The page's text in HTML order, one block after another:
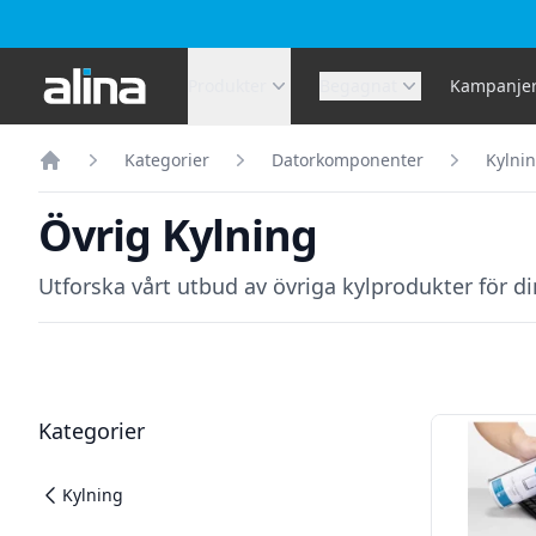
Alina.se
Hem
Kategorier Datorkomponenter
Övrig Kylning
Utforska vårt utbud av övriga kylprodukter för
Filter
Kategorier
Kylning
Produkter